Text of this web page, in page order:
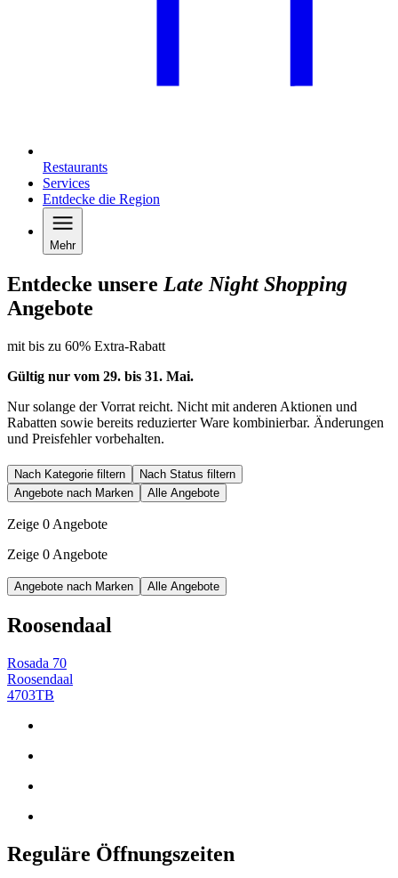
Restaurants
Services
Entdecke die Region
Mehr
Entdecke unsere Late Night Shopping
Angebote
mit bis zu 60% Extra-Rabatt
Gültig nur vom 29. bis 31. Mai.
Nur solange der Vorrat reicht. Nicht mit anderen Aktionen und
Rabatten sowie bereits reduzierter Ware kombinierbar. Änderungen
und Preisfehler vorbehalten.
Nach Kategorie filtern
Nach Status filtern
Angebote nach Marken
Alle Angebote
Zeige 0 Angebote
Zeige 0 Angebote
Angebote nach Marken Alle Angebote
Roosendaal
Rosada 70
Roosendaal
4703TB
Reguläre Öffnungszeiten